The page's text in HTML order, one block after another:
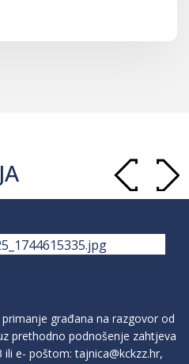
građana na razgovor od
prethodno podnošenje zahtjeva
ili e- poštom:tajnica@kckzz.hr,